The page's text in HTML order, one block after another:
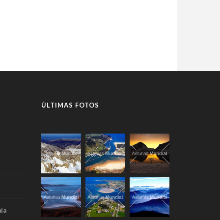
ÚLTIMAS FOTOS